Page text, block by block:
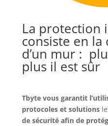
La protection
consiste en
d’un mur :
plus il est sûr
Tbyte vous garantit
protocoles et solutions
de sécurité afin de